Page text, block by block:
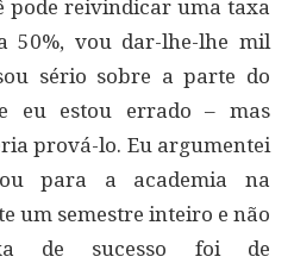
pode reivindicar uma taxa
50%, vou dar-lhe-lhe mil
sério sobre a parte do
eu estou errado – mas
prová-lo. Eu argumentei
para a academia na
um semestre inteiro e não
de sucesso foi de